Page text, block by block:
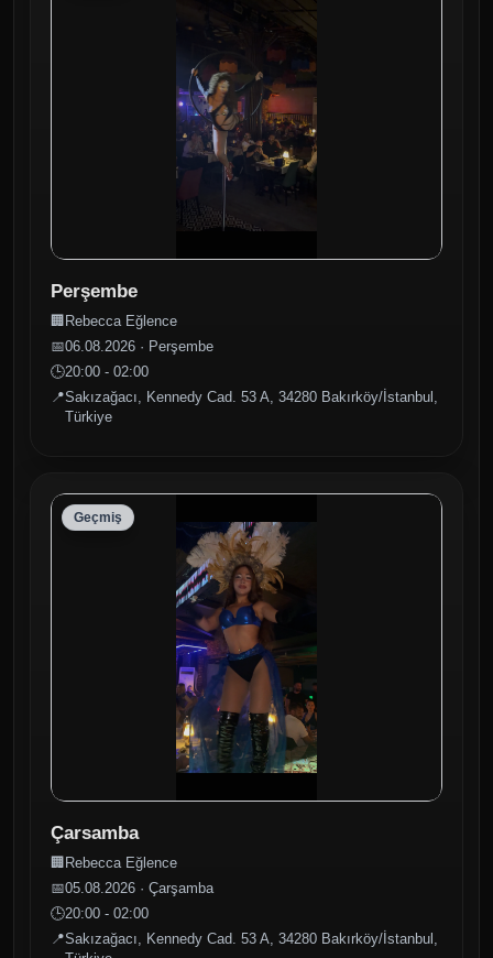
Perşembe
🏢Rebecca Eğlence
📅06.08.2026 · Perşembe
🕒20:00 - 02:00
📍Sakızağacı, Kennedy Cad. 53 A, 34280 Bakırköy/İstanbul,
Türkiye
Geçmiş
Çarsamba
🏢Rebecca Eğlence
📅05.08.2026 · Çarşamba
🕒20:00 - 02:00
📍Sakızağacı, Kennedy Cad. 53 A, 34280 Bakırköy/İstanbul,